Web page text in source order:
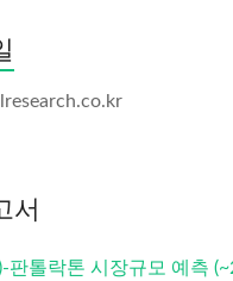
서
판톨락톤 시장규모 예측